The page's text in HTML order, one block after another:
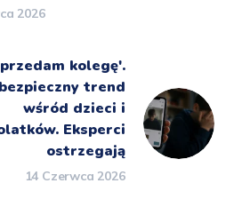
2026
kolegę'.
trend
wśród dzieci i
Eksperci
ostrzegają
14 Czerwca 2026